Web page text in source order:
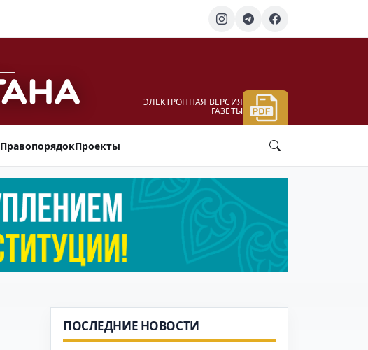
ЭЛЕКТРОННАЯ ВЕРСИЯ
ГАЗЕТЫ
ПравопорядокПроекты
ПОСЛЕДНИЕ НОВОСТИ